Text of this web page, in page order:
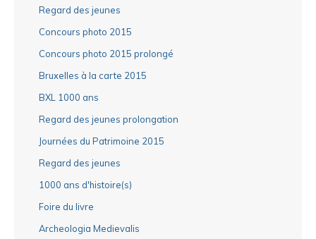
Regard des jeunes
Concours photo 2015
Concours photo 2015 prolongé
Bruxelles à la carte 2015
BXL 1000 ans
Regard des jeunes prolongation
Journées du Patrimoine 2015
Regard des jeunes
1000 ans d'histoire(s)
Foire du livre
Archeologia Medievalis